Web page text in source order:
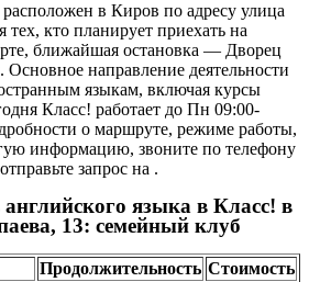
в Киров по адресу улица
тех, кто планирует приехать на
ближайшая остановка — Дворец
направление деятельности
языкам, включая курсы
Класс! работает до Пн 09:00-
о маршруте, режиме работы,
информацию, звоните по телефону
запрос на .
языка в Класс! в
13: семейный клуб
Продолжительность Стоимость